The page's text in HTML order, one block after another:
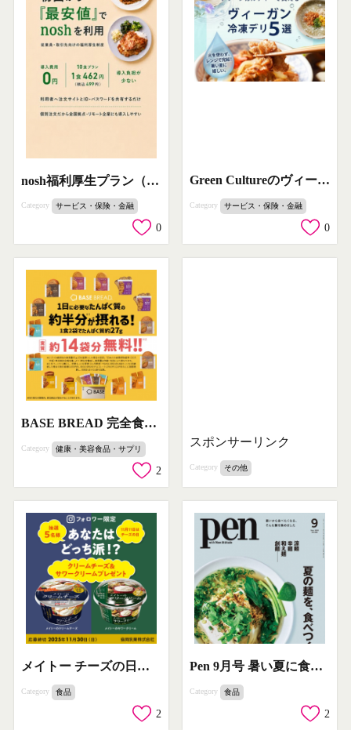
nosh福利厚生プラン（従業員向け宅配食）
Category サービス・保険・金融
0
Green Cultureのヴィーガン冷凍お惣菜5選
Category サービス・保険・金融
0
BASE BREAD 完全食でたんぱく補給
Category 健康・美容食品・サプリ
2
スポンサーリンク
Category その他
メイトー チーズの日記念！選べるチーズ＆サワークリームプレゼント
Category 食品
2
Pen 9月号 暑い夏に食べたくなる麺特集
Category 食品
2